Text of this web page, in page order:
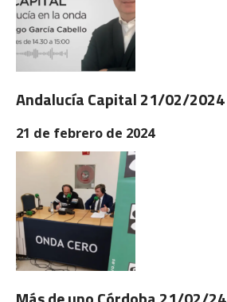
Andalucía Capital 21/02/2024
21 de febrero de 2024